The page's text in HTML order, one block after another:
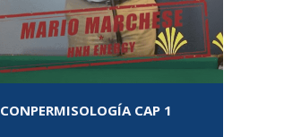
CONPERMISOLOGÍA CAP 1